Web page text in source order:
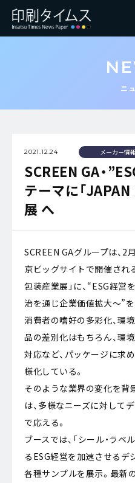
ニ
2021.12.24 メーカー情
SCREEN GA・
テーマに「
展 へ
SCREEN GAグループは、2
京ビッグサイトで開催され
包装産業展」に、“ESG経営
治を通じ企業価値拡大～”
消費者の嗜好の多彩化、環
品の差別化はもちろん、環
対応など、パッケージに求
様化している。
そのような業界の変化を背
は、多様なニーズに対して
で応える。
ブースでは、「シール・ラベ
るESG経営を加速させるデ
各種サンプルを展示。最新